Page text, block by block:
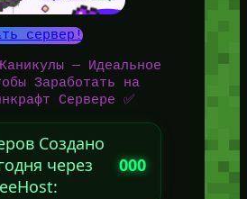
сервер!
— Идеальное
Заработать на
Сервере ✅
Создано
через
000